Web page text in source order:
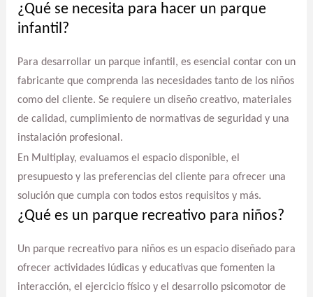
¿Qué se necesita para hacer un parque
infantil?
Para desarrollar un parque infantil, es esencial contar con un
fabricante que comprenda las necesidades tanto de los niños
como del cliente. Se requiere un diseño creativo, materiales
de calidad, cumplimiento de normativas de seguridad y una
instalación profesional.
En Multiplay, evaluamos el espacio disponible, el
presupuesto y las preferencias del cliente para ofrecer una
solución que cumpla con todos estos requisitos y más.
¿Qué es un parque recreativo para niños?
Un parque recreativo para niños es un espacio diseñado para
ofrecer actividades lúdicas y educativas que fomenten la
interacción, el ejercicio físico y el desarrollo psicomotor de